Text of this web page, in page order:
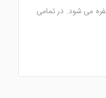
ساینا نوشهر تنها 9 واحد اقامتی در 3 طبقه دارد که هر یک از آن ها بسیار وسیع هستند. متراژ سوئیت های هتل بسیار بوده و شامل اتاق های 2 خوابه،1 خوابه و اتاق 2 نفره می شود. در تمامی
مطبوع، سیستم